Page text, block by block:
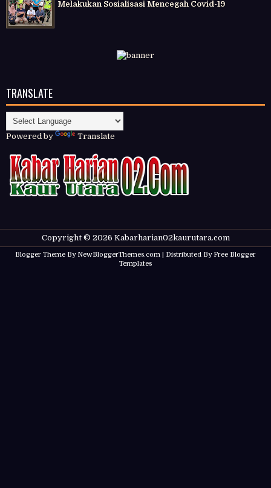
Melakukan Sosialisasi Mencegah Covid-19
TRANSLATE
Powered by Translate
Copyright © 2026 Kabarharian02kaurutara.com
Blogger Theme By NewBloggerThemes.com | Distributed ByFree Blogger
Templates